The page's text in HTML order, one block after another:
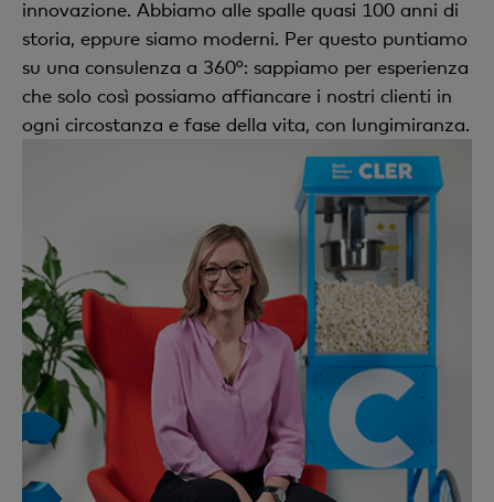
innovazione. Abbiamo alle spalle quasi 100 anni di
storia, eppure siamo moderni. Per questo puntiamo
su una consulenza a 360°: sappiamo per esperienza
che solo così possiamo affiancare i nostri clienti in
ogni circostanza e fase della vita, con lungimiranza.